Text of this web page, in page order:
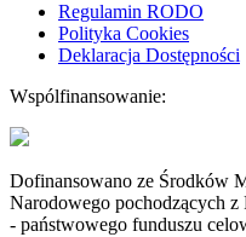
Regulamin RODO
Polityka Cookies
Deklaracja Dostępności
Wspólfinansowanie:
Dofinansowano ze Środków
Narodowego pochodzących
- państwowego funduszu